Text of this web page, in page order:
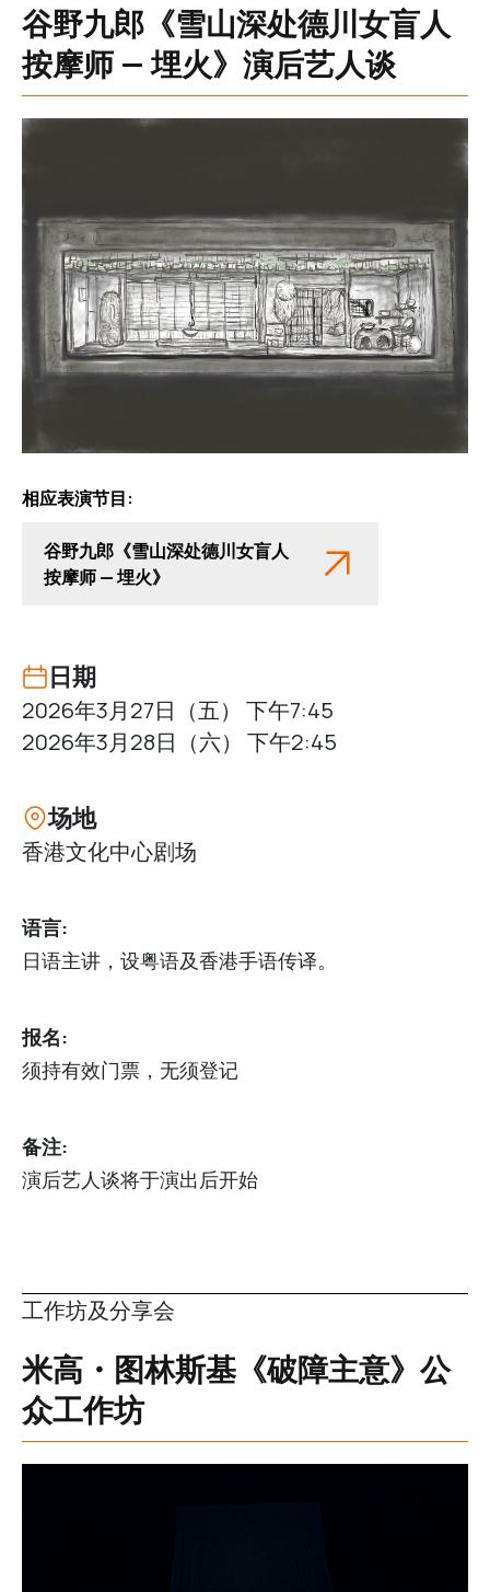
谷野九郎《雪山深处德川女盲人
按摩师 — 埋火》演后艺人谈
相应表演节目:
谷野九郎《雪山深处德川女盲人
按摩师 — 埋火》
日期
2026年3月27日（五） 下午7:45
2026年3月28日（六） 下午2:45
场地
香港文化中心剧场
语言:
日语主讲，设粤语及香港手语传译。
报名:
须持有效门票，无须登记
备注:
演后艺人谈将于演出后开始
米高・图林斯基《破障主意》公
众工作坊
工作坊及分享会